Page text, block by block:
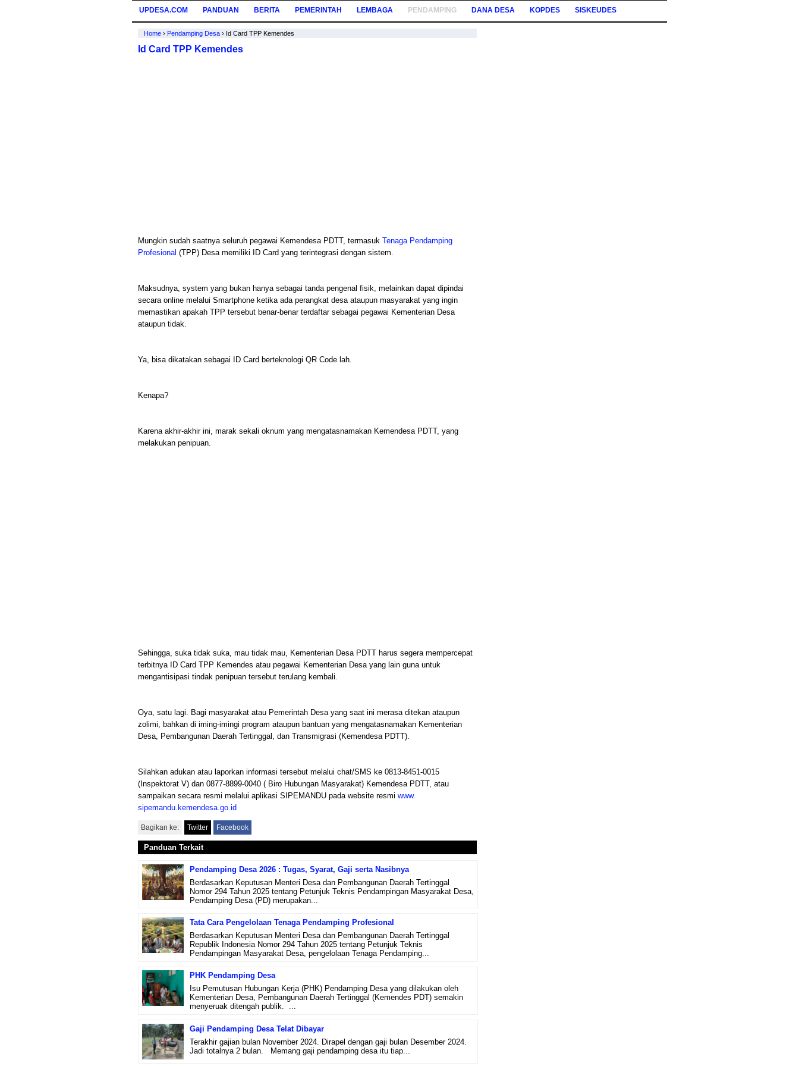
UPDESA.COM PANDUAN BERITA PEMERINTAH LEMBAGA PENDAMPING DANA DESA KOPDES SISKEUDES
Home › Pendamping Desa › Id Card TPP Kemendes
Id Card TPP Kemendes
Mungkin sudah saatnya seluruh pegawai Kemendesa PDTT, termasuk Tenaga Pendamping
Profesional (TPP) Desa memiliki ID Card yang terintegrasi dengan sistem.
Maksudnya, system yang bukan hanya sebagai tanda pengenal fisik, melainkan dapat dipindai
secara online melalui Smartphone ketika ada perangkat desa ataupun masyarakat yang ingin
memastikan apakah TPP tersebut benar-benar terdaftar sebagai pegawai Kementerian Desa
ataupun tidak.
Ya, bisa dikatakan sebagai ID Card berteknologi QR Code lah.
Kenapa?
Karena akhir-akhir ini, marak sekali oknum yang mengatasnamakan Kemendesa PDTT, yang
melakukan penipuan.
Sehingga, suka tidak suka, mau tidak mau, Kementerian Desa PDTT harus segera mempercepat
terbitnya ID Card TPP Kemendes atau pegawai Kementerian Desa yang lain guna untuk
mengantisipasi tindak penipuan tersebut terulang kembali.
Oya, satu lagi. Bagi masyarakat atau Pemerintah Desa yang saat ini merasa ditekan ataupun
zolimi, bahkan di iming-imingi program ataupun bantuan yang mengatasnamakan Kementerian
Desa, Pembangunan Daerah Tertinggal, dan Transmigrasi (Kemendesa PDTT).
Silahkan adukan atau laporkan informasi tersebut melalui chat/SMS ke 0813-8451-0015
(Inspektorat V) dan 0877-8899-0040 ( Biro Hubungan Masyarakat) Kemendesa PDTT, atau
sampaikan secara resmi melalui aplikasi SIPEMANDU pada website resmi www.
sipemandu.kemendesa.go.id
Bagikan ke: Twitter Facebook
Panduan Terkait
Pendamping Desa 2026 : Tugas, Syarat, Gaji serta Nasibnya
Berdasarkan Keputusan Menteri Desa dan Pembangunan Daerah Tertinggal
Nomor 294 Tahun 2025 tentang Petunjuk Teknis Pendampingan Masyarakat Desa,
Pendamping Desa (PD) merupakan...
Tata Cara Pengelolaan Tenaga Pendamping Profesional
Berdasarkan Keputusan Menteri Desa dan Pembangunan Daerah Tertinggal
Republik Indonesia Nomor 294 Tahun 2025 tentang Petunjuk Teknis
Pendampingan Masyarakat Desa, pengelolaan Tenaga Pendamping...
PHK Pendamping Desa
Isu Pemutusan Hubungan Kerja (PHK) Pendamping Desa yang dilakukan oleh
Kementerian Desa, Pembangunan Daerah Tertinggal (Kemendes PDT) semakin
menyeruak ditengah publik. ...
Gaji Pendamping Desa Telat Dibayar
Terakhir gajian bulan November 2024. Dirapel dengan gaji bulan Desember 2024.
Jadi totalnya 2 bulan. Memang gaji pendamping desa itu tiap...